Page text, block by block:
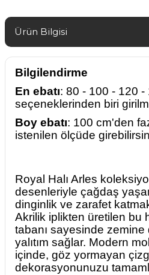
Ürün Bilgisi
Bilgilendirme
En ebatı: 80 - 100 - 120 -
seçeneklerinden biri
Boy ebatı: 100 cm'den
istenilen ölçüde
Royal Halı Arles
desenleriyle çağdaş
dinginlik ve zarafet
Akrilik iplikten üretilen bu
tabanı sayesinde
yalıtım sağlar. Modern
içinde, göz yormayan
dekorasyonunuzu